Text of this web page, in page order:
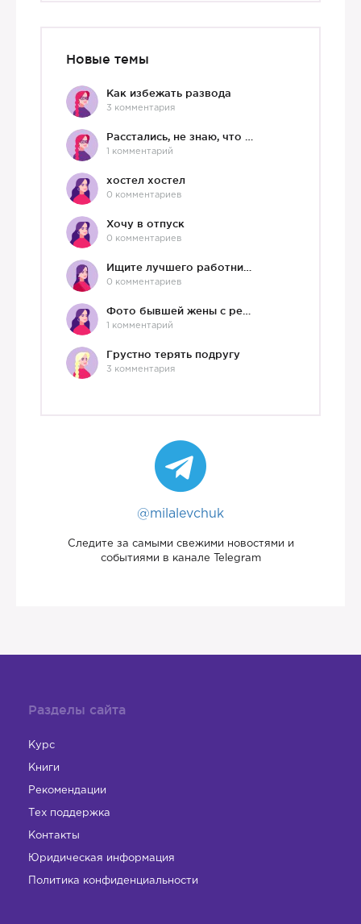
Новые темы
Как избежать развода
3 комментария
1 комментарий
хостел хостел
0 комментариев
Хочу в отпуск
0 комментариев
0 комментариев
1 комментарий
Грустно терять подругу
3 комментария
@milalevchuk
Следите за самыми свежими новостями и
событиями в канале Telegram
Разделы сайта
Курс
Книги
Рекомендации
Тех поддержка
Контакты
Юридическая информация
Политика конфиденциальности